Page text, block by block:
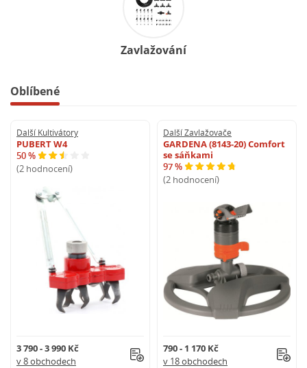
Zavlažování
Oblíbené
Další Kultivátory
PUBERT W4
50 %
(2 hodnocení)
3 790 - 3 990 Kč
v 8 obchodech
Další Zavlažovače
GARDENA (8143-20) Comfort
se sáňkami
97 %
(2 hodnocení)
790 - 1 170 Kč
v 18 obchodech